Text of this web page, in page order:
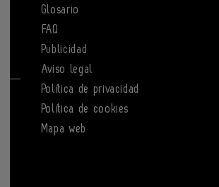
Glosario
FAQ
Publicidad
Aviso legal
Política de privacidad
Política de cookies
Mapa web